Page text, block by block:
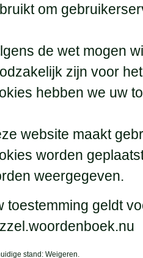
om
de wet mogen
zijn voor
hebben we uw
website maakt
worden
weergegeven.
toestemming geldt
stand: Weigeren.